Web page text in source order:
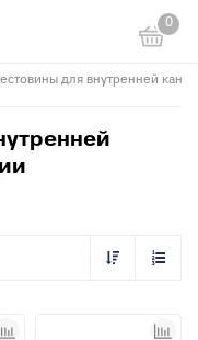
0
для внутренней